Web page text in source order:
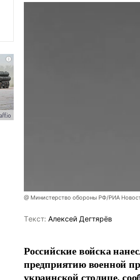
@ Министерство обороны РФ/РИА
Tекст: Алексей Дегтярёв
Российские войска
предприятию военной